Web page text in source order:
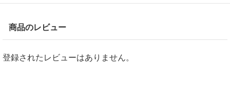
商品のレビュー
登録されたレビューはありません。